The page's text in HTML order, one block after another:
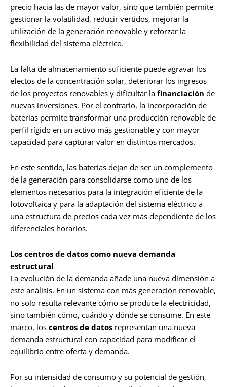
precio hacia las de mayor valor, sino que también permite
gestionar la volatilidad, reducir vertidos, mejorar la
utilización de la generación renovable y reforzar la
flexibilidad del sistema eléctrico.
La falta de almacenamiento suficiente puede agravar los
efectos de la concentración solar, deteriorar los ingresos
de los proyectos renovables y dificultar la financiación de
nuevas inversiones. Por el contrario, la incorporación de
baterías permite transformar una producción renovable de
perfil rígido en un activo más gestionable y con mayor
capacidad para capturar valor en distintos mercados.
En este sentido, las baterías dejan de ser un complemento
de la generación para consolidarse como uno de los
elementos necesarios para la integración eficiente de la
fotovoltaica y para la adaptación del sistema eléctrico a
una estructura de precios cada vez más dependiente de los
diferenciales horarios.
Los centros de datos como nueva demanda
estructural
La evolución de la demanda añade una nueva dimensión a
este análisis. En un sistema con más generación renovable,
no solo resulta relevante cómo se produce la electricidad,
sino también cómo, cuándo y dónde se consume. En este
marco, los centros de datos representan una nueva
demanda estructural con capacidad para modificar el
equilibrio entre oferta y demanda.
Por su intensidad de consumo y su potencial de gestión,